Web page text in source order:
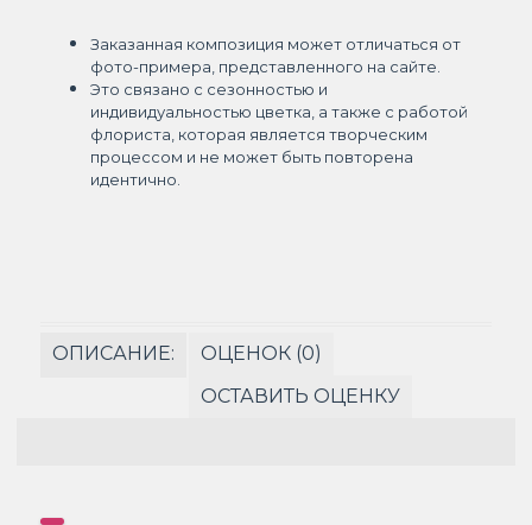
Заказанная композиция может отличаться от
фото-примера, представленного на сайте.
Это связано с сезонностью и
индивидуальностью цветка, а также с работой
флориста, которая является творческим
процессом и не может быть повторена
идентично.
ОПИСАНИЕ:
ОЦЕНОК (0)
ОСТАВИТЬ ОЦЕНКУ